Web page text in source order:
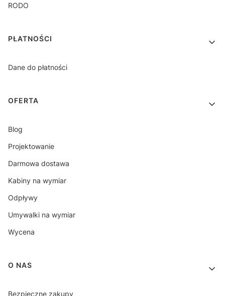
RODO
PŁATNOŚCI
Dane do płatności
OFERTA
Blog
Projektowanie
Darmowa dostawa
Kabiny na wymiar
Odpływy
Umywalki na wymiar
Wycena
O NAS
Bezpieczne zakupy